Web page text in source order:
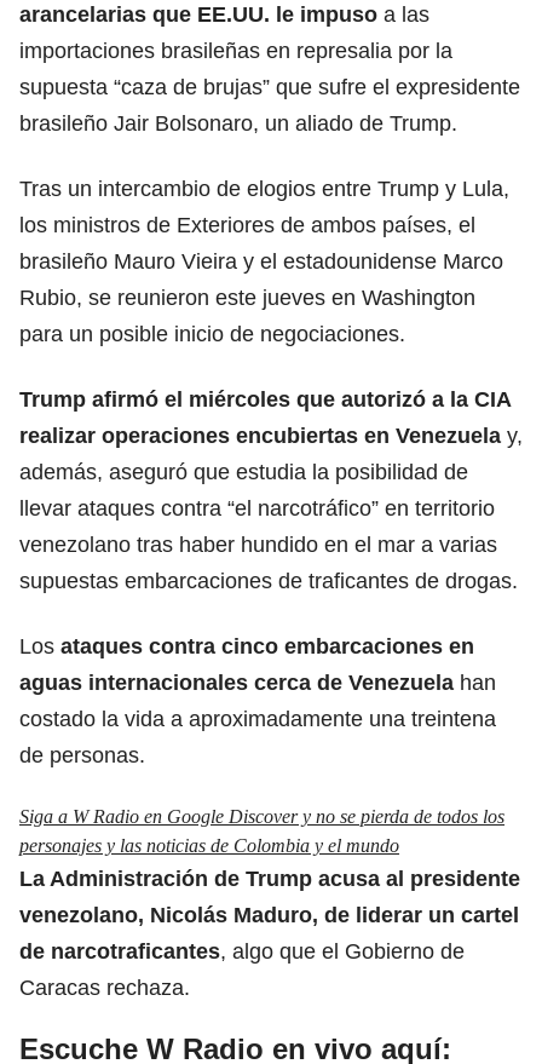
arancelarias que EE.UU. le impuso a las
importaciones brasileñas en represalia por la
supuesta “caza de brujas” que sufre el expresidente
brasileño Jair Bolsonaro, un aliado de Trump.
Tras un intercambio de elogios entre Trump y Lula,
los ministros de Exteriores de ambos países, el
brasileño Mauro Vieira y el estadounidense Marco
Rubio, se reunieron este jueves en Washington
para un posible inicio de negociaciones.
Trump afirmó el miércoles que autorizó a la CIA
realizar operaciones encubiertas en Venezuela y,
además, aseguró que estudia la posibilidad de
llevar ataques contra “el narcotráfico” en territorio
venezolano tras haber hundido en el mar a varias
supuestas embarcaciones de traficantes de drogas.
Los ataques contra cinco embarcaciones en
aguas internacionales cerca de Venezuela han
costado la vida a aproximadamente una treintena
de personas.
Siga a W Radio en Google Discover y no se pierda de todos los
personajes y las noticias de Colombia y el mundo
La Administración de Trump acusa al presidente
venezolano, Nicolás Maduro, de liderar un cartel
de narcotraficantes, algo que el Gobierno de
Caracas rechaza.
Escuche W Radio en vivo aquí: